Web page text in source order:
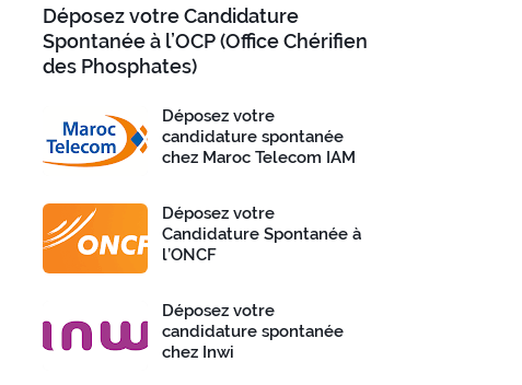
Déposez votre Candidature
Spontanée à l’OCP (Office Chérifien
des Phosphates)
Déposez votre
candidature spontanée
chez Maroc Telecom IAM
Déposez votre
Candidature Spontanée à
l’ONCF
Déposez votre
candidature spontanée
chez Inwi